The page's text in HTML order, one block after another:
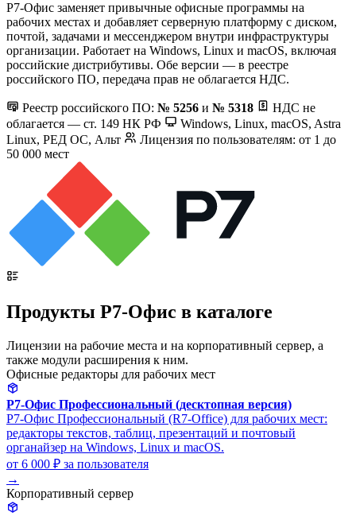
Р7-Офис заменяет привычные офисные программы на
рабочих местах и добавляет серверную платформу с диском,
почтой, задачами и мессенджером внутри инфраструктуры
организации. Работает на Windows, Linux и macOS, включая
российские дистрибутивы. Обе версии — в реестре
российского ПО, передача прав не облагается НДС.
Реестр российского ПО: № 5256 и № 5318
НДС не
облагается — ст. 149 НК РФ
Windows, Linux, macOS, Astra
Linux, РЕД ОС, Альт
Лицензия по пользователям: от 1 до
50 000 мест
Продукты Р7-Офис в каталоге
Лицензии на рабочие места и на корпоративный сервер, а
также модули расширения к ним.
Офисные редакторы для рабочих мест
Р7-Офис Профессиональный (десктопная версия)
Р7-Офис Профессиональный (R7-Office) для рабочих мест:
редакторы текстов, таблиц, презентаций и почтовый
органайзер на Windows, Linux и macOS.
от 6 000 ₽ за пользователя
→
Корпоративный сервер